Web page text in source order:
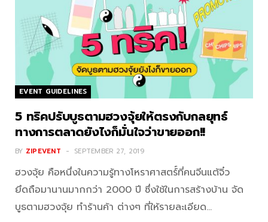
EVENT GUIDELINES
5 ทริคปรับบูธตามฮวงจุ้ยให้ตรงกับกลยุทธ์
ทางการตลาดยังไงก็มั่นใจว่าขายออก!!
BY ZIPEVENT SEPTEMBER 27, 2019
ฮวงจุ้ย คือหนึ่งในความรู้ทางโหราศาสตร์์ที่คนจีนแต้จิ๋ว
ยึดถือมานานมากกว่า 2000 ปี ซึ่งใช้ในการสร้างบ้าน จัด
บูธตามฮวงจุ้ย ทำร้านค้า ต่างๆ ที่ให้รายละเอียด…